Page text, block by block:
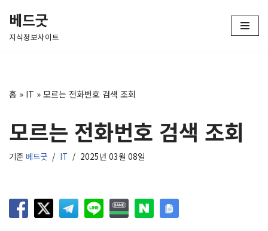
콘
건
기
베드굿
지식정보사이트
홈 » IT » 모르는 전화번호 검색 조회
모르는 전화번호 검색 조회
기준 베드굿 IT 2025년 03월 08일